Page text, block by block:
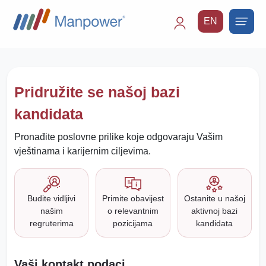
EN
Pridružite se našoj bazi
kandidata
Pronađite poslovne prilike koje odgovaraju Vašim
vještinama i karijernim ciljevima.
Budite vidljivi
našim
regruterima
Primite obavijest
o relevantnim
pozicijama
Ostanite u našoj
aktivnoj bazi
kandidata